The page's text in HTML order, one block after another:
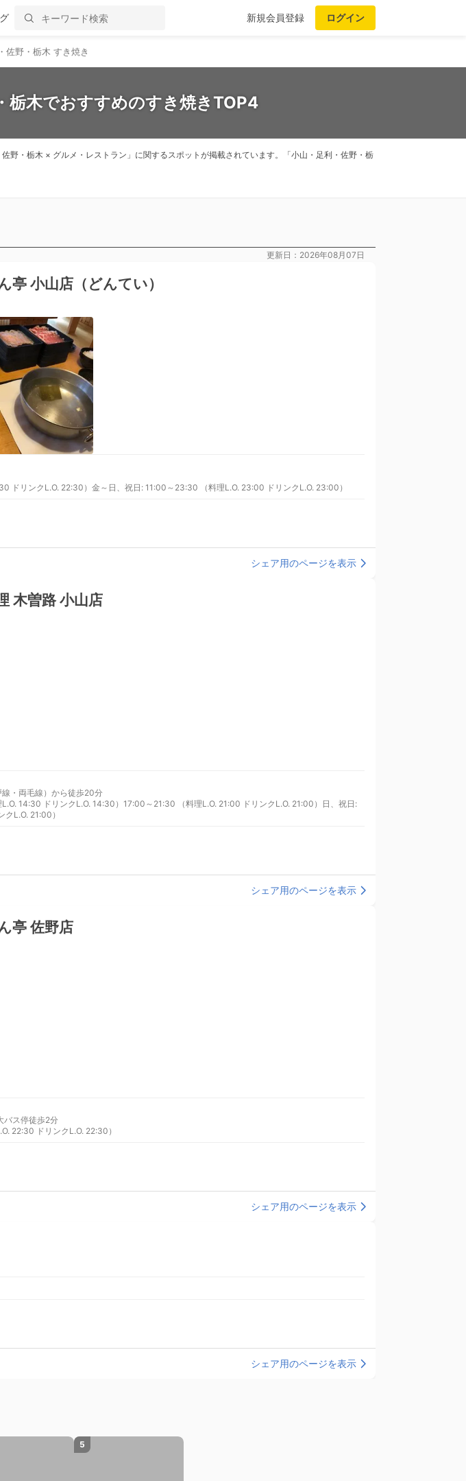
新規会員登録 ログイン
佐野・栃木 すき焼き
栃木でおすすめのすき焼きTOP4
・栃木 × グルメ・レストラン」に関するスポットが掲載されています。「小山・足利・佐野・栃
更新日：2026年08月07日
亭 小山店（どんてい）
ドリンクL.O. 22:30）金～日、祝日: 11:00～23:30 （料理L.O. 23:00 ドリンクL.O. 23:00）
シェア用のページを表示
木曽路 小山店
・両毛線）から徒歩20分
14:30 ドリンクL.O. 14:30）17:00～21:30 （料理L.O. 21:00 ドリンクL.O. 21:00）日、祝日:
L.O. 21:00）
シェア用のページを表示
亭 佐野店
バス停徒歩2分
22:30 ドリンクL.O. 22:30）
シェア用のページを表示
シェア用のページを表示
5